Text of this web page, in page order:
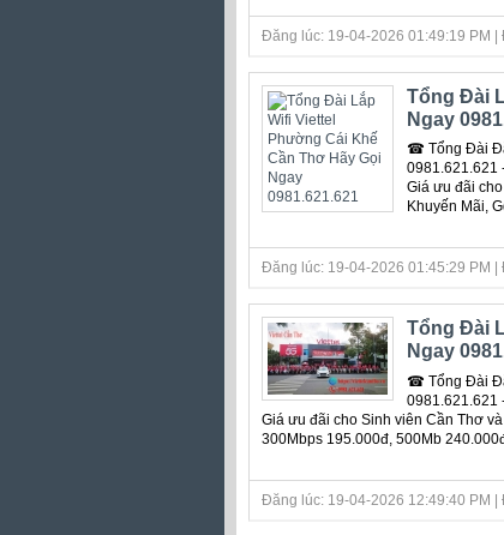
Đăng lúc: 19-04-2026 01:49:19 PM
Tổng Đài
Ngay
☎ Tổng Đài
0981.621.621
Giá ưu đãi
Khuyến Mãi,
Đăng lúc: 19-04-2026 01:45:29 PM
Tổng Đài
Ngay
☎ Tổng Đài
0981.621.621
Giá ưu đãi cho Sinh viên Cần Thơ
300Mbps 195.000đ, 500Mb
Đăng lúc: 19-04-2026 12:49:40 PM